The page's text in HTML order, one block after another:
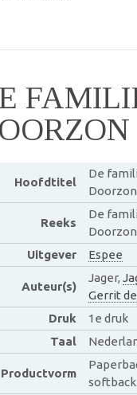
Hoofdtitel
De
Doorzon
Reeks
De
Doorzon
Uitgever
Espee
Auteur(s)
Jager,
Gerrit de
Druk
1e druk
Taal
Productvorm
softback